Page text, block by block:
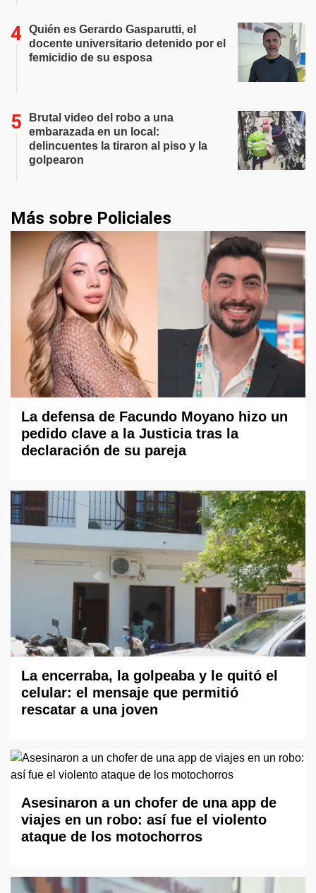
Quién es Gerardo Gasparutti, el
docente universitario detenido por el
femicidio de su esposa
Brutal video del robo a una
embarazada en un local:
delincuentes la tiraron al piso y la
golpearon
Más sobre Policiales
La defensa de Facundo Moyano hizo un
pedido clave a la Justicia tras la
declaración de su pareja
La encerraba, la golpeaba y le quitó el
celular: el mensaje que permitió
rescatar a una joven
Asesinaron a un chofer de una app de
viajes en un robo: así fue el violento
ataque de los motochorros